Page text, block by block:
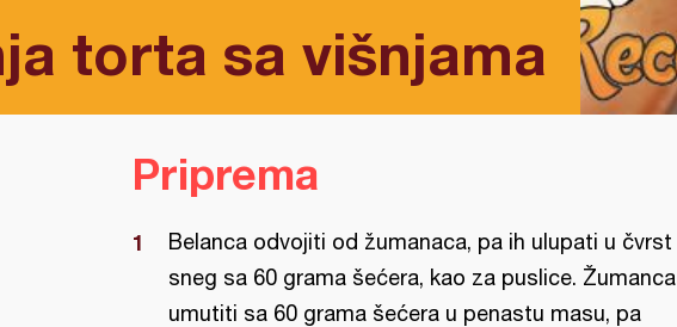
torta sa višnjama
Priprema
Belanca odvojiti od žumanaca, pa ih ulupati u čvrst
sneg sa 60 grama šećera, kao za puslice. Žumanca
umutiti sa 60 grama šećera u penastu masu, pa